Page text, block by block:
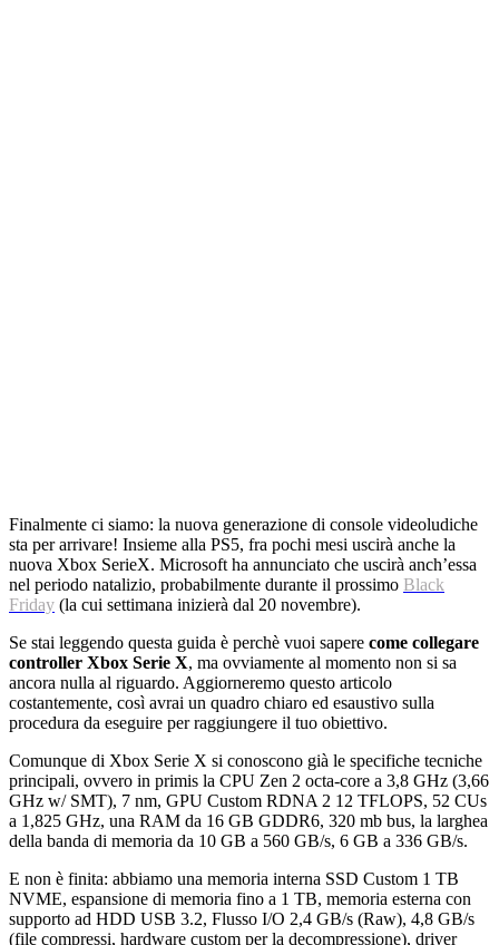
Finalmente ci siamo: la nuova generazione di console videoludiche
sta per arrivare! Insieme alla PS5, fra pochi mesi uscirà anche la
nuova Xbox SerieX. Microsoft ha annunciato che uscirà anch’essa
nel periodo natalizio, probabilmente durante il prossimo Black
Friday (la cui settimana inizierà dal 20 novembre).
Se stai leggendo questa guida è perchè vuoi sapere come collegare
controller Xbox Serie X, ma ovviamente al momento non si sa
ancora nulla al riguardo. Aggiorneremo questo articolo
costantemente, così avrai un quadro chiaro ed esaustivo sulla
procedura da eseguire per raggiungere il tuo obiettivo.
Comunque di Xbox Serie X si conoscono già le specifiche tecniche
principali, ovvero in primis la CPU Zen 2 octa-core a 3,8 GHz (3,66
GHz w/ SMT), 7 nm, GPU Custom RDNA 2 12 TFLOPS, 52 CUs
a 1,825 GHz, una RAM da 16 GB GDDR6, 320 mb bus, la larghea
della banda di memoria da 10 GB a 560 GB/s, 6 GB a 336 GB/s.
E non è finita: abbiamo una memoria interna SSD Custom 1 TB
NVME, espansione di memoria fino a 1 TB, memoria esterna con
supporto ad HDD USB 3.2, Flusso I/O 2,4 GB/s (Raw), 4,8 GB/s
(file compressi, hardware custom per la decompressione), driver